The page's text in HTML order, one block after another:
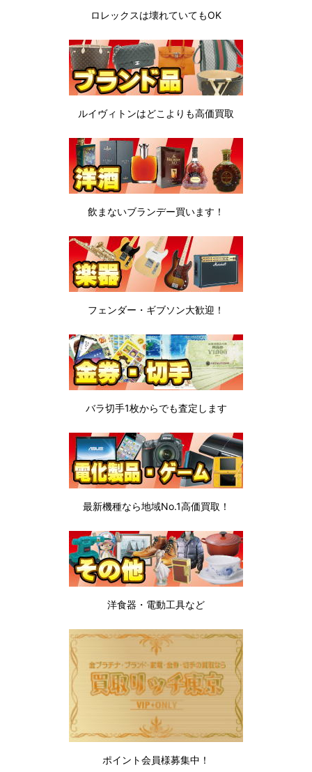
ロレックスは壊れていてもOK
ルイヴィトンはどこよりも高価買取
飲まないブランデー買います！
フェンダー・ギブソン大歓迎！
バラ切手1枚からでも査定します
最新機種なら地域No.1高価買取！
洋食器・電動工具など
ポイント会員様募集中！